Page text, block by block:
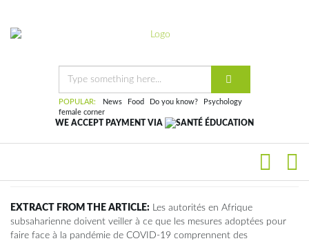
POPULAR: News Food Do you know?
Psychology
female corner
WE ACCEPT PAYMENT VIA
Afrique : Veiller au respect des
mesures adoptées face au COVID-
POSTED ON 07/05/2020 00:00
FILM
EXTRACT FROM THE ARTICLE: Les autorités en Afrique
subsaharienne doivent veiller à ce que les mesures adoptées pour
faire face à la pandémie de COVID-19 comprennent des